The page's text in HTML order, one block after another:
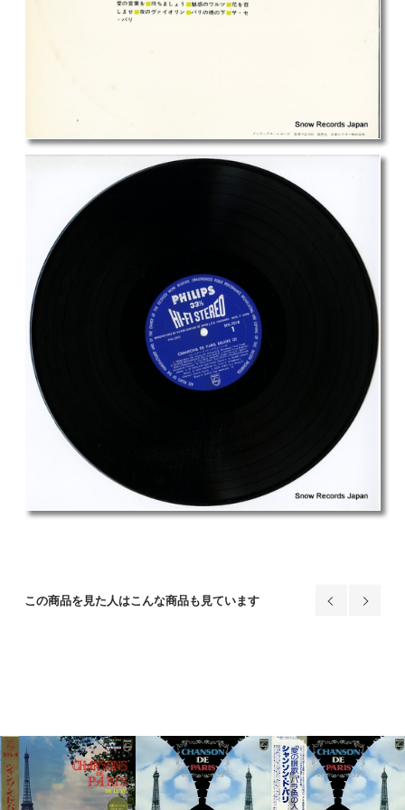
この商品を見た人はこんな商品も見ています